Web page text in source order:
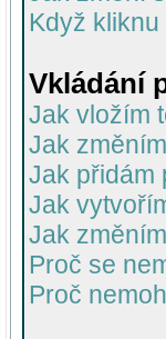
Když
Vkládání
Jak vložím
Jak
Jak přidám
Jak
Jak
Proč se
Proč